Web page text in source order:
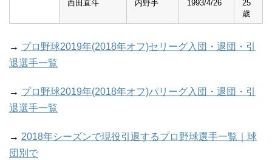
西田直斗 内野手 1993/4/26
25
歳
→ プロ野球2019年(2018年オフ)セリーグ入団・退団・引
退選手一覧
→ プロ野球2019年(2018年オフ)パリーグ入団・退団・引
退選手一覧
→ 2018年シーズンで現役引退するプロ野球選手一覧｜球
団別で